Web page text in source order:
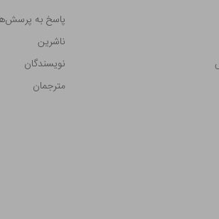
پاسخ به
ناشرین
نویسندگان
مترجمان